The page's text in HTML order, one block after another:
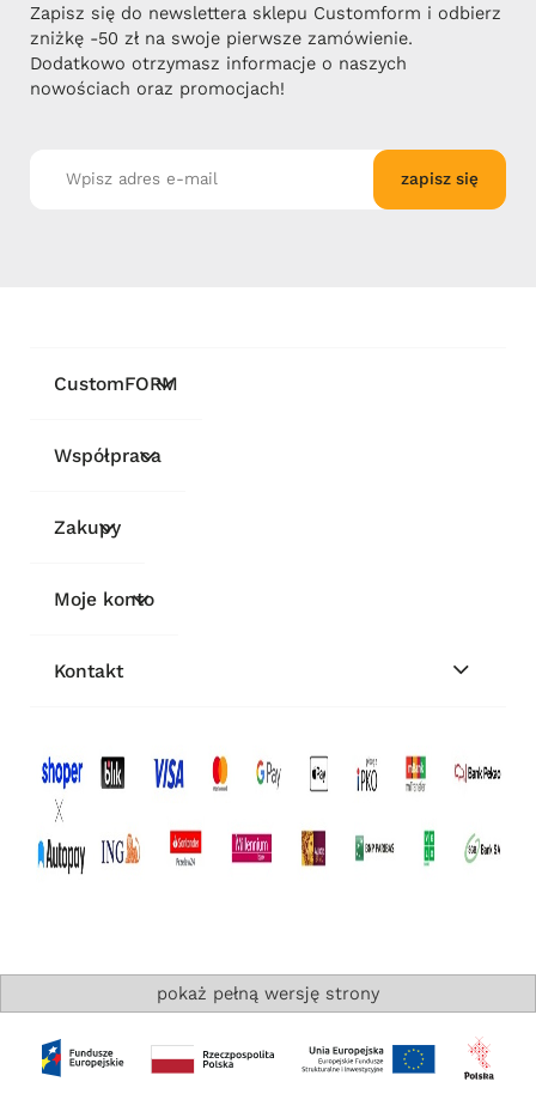
Zapisz się do newslettera sklepu Customform i odbierz
zniżkę -50 zł na swoje pierwsze zamówienie.
Dodatkowo otrzymasz informacje o naszych
nowościach oraz promocjach!
zapisz się
CustomFORM
Współpraca
Zakupy
Moje konto
Kontakt
pokaż pełną wersję strony